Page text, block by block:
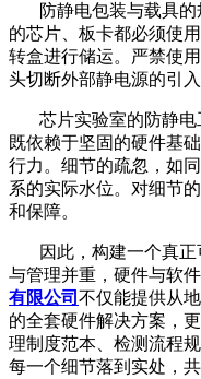
防静电包装与载具
的芯片、板卡都必须使
转盒进行储运。严禁使
头切断外部静电源的引入
芯片实验室的防静
既依赖于坚固的硬件基
行力。细节的疏忽，如
系的实际水位。对细节
和保障。
因此，构建一个真
与管理并重，硬件与软
有限公司 不仅能提供从
的全套硬件解决方案，
理制度范本、检测流程
每一个细节落到实处，